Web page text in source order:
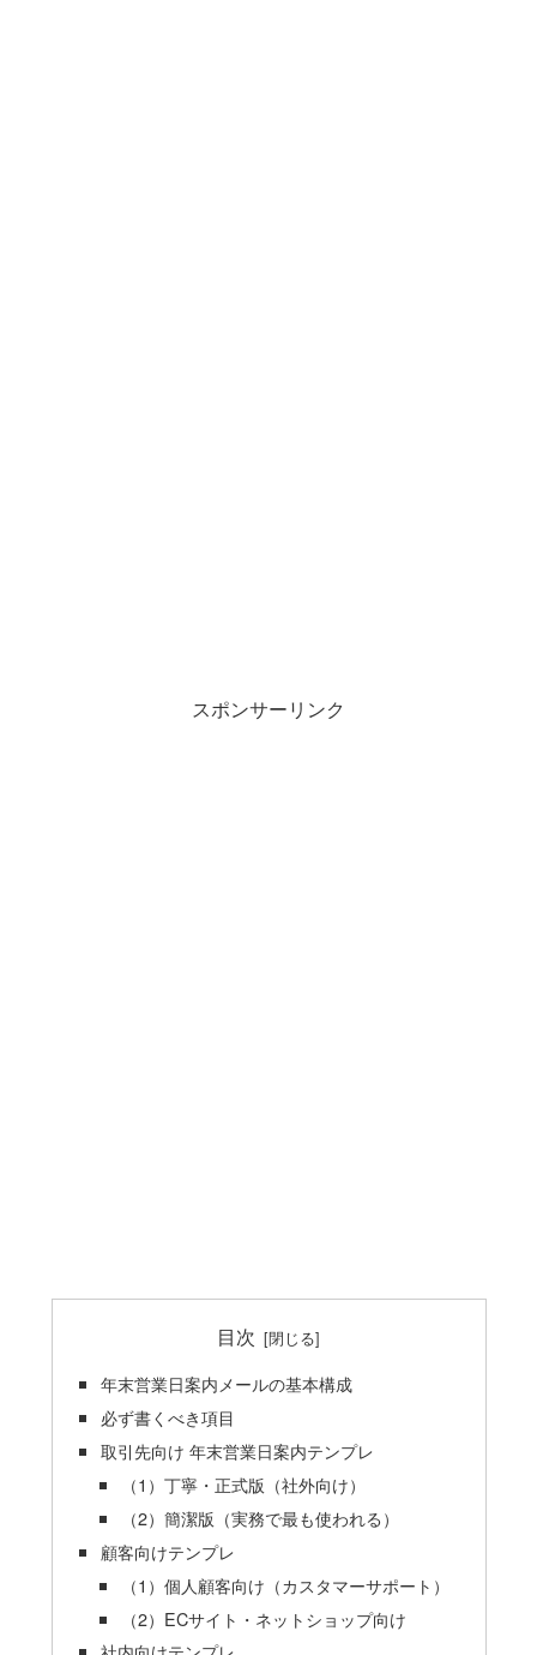
スポンサーリンク
目次
年末営業日案内メールの基本構成
必ず書くべき項目
取引先向け 年末営業日案内テンプレ
（1）丁寧・正式版（社外向け）
（2）簡潔版（実務で最も使われる）
顧客向けテンプレ
（1）個人顧客向け（カスタマーサポート）
（2）ECサイト・ネットショップ向け